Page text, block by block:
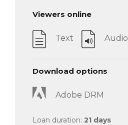
Viewers online
Text Audio
Download options
Adobe DRM
Loan duration: 21 days